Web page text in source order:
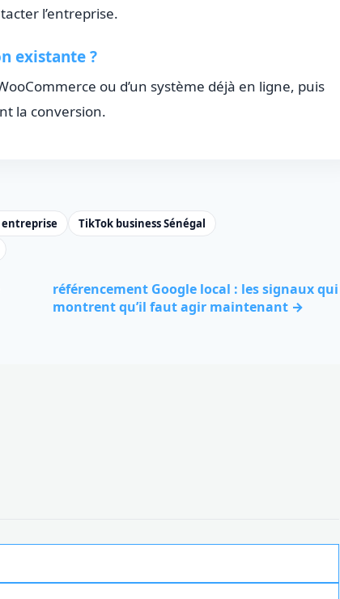
l’entreprise.
existante ?
ou d’un système déjà en ligne, puis
la conversion.
TikTok business Sénégal
référencement Google local : les signaux qui
montrent qu’il faut agir maintenant →